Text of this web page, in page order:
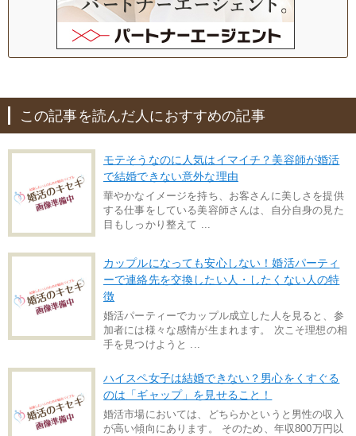
この記事を読んだ人におすすめの記事
モテそうなのに人気はイマイチ？美容師が婚活
で結婚できない意外な理由
華やかなイメージを持ち、お客さんに美しさを提供
する仕事をしている美容師さんは、自分自身の見た
目もしっかり整えて ...
カップルになっても安心しない！婚活パーティ
ーで連絡先を交換したい人・したくない人の特
徴
婚活パーティーでカップル成立した人を見ると、参
加者には様々な感情が生まれます。 次こそ理想の相
手を見つけようと ...
ハイスペ女子は結婚できない？男心をくすぐる
のは「ギャップ」を見せること！
婚活市場においては、どちらかというと男性の収入
が高い傾向にあります。 そのため、年収800万円以